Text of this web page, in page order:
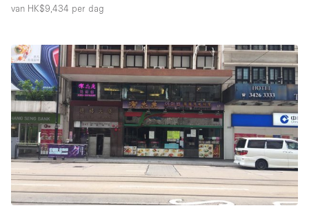
van HK$9,434 per dag